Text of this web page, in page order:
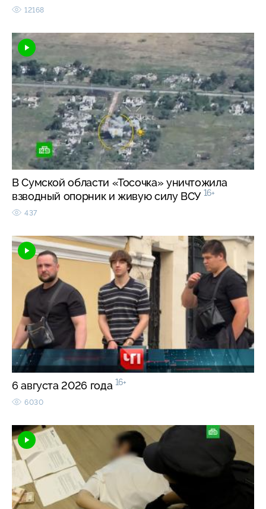
12168
В Сумской области «Тосочка» уничтожила
взводный опорник и живую силу ВСУ 16+
437
6 августа 2026 года 16+
6030